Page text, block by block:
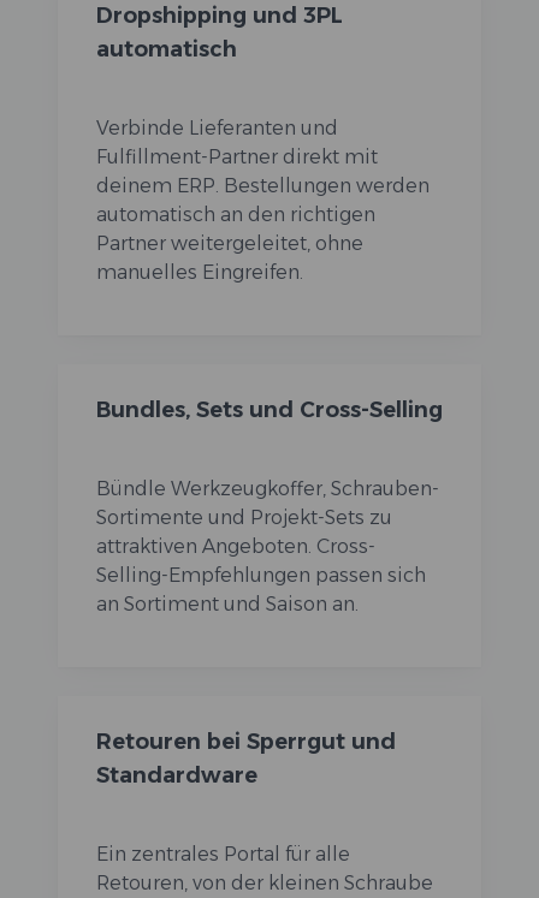
Dropshipping und 3PL
automatisch
Verbinde Lieferanten und
Fulfillment-Partner direkt mit
deinem ERP. Bestellungen werden
automatisch an den richtigen
Partner weitergeleitet, ohne
manuelles Eingreifen.
Bundles, Sets und Cross-Selling
Bündle Werkzeugkoffer, Schrauben-
Sortimente und Projekt-Sets zu
attraktiven Angeboten. Cross-
Selling-Empfehlungen passen sich
an Sortiment und Saison an.
Retouren bei Sperrgut und
Standardware
Ein zentrales Portal für alle
Retouren, von der kleinen Schraube